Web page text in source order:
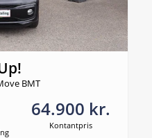
BMT
64.900 kr.
Kontantpris